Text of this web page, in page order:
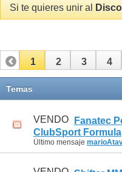
Si te quieres unir al
1 2 3 4
11
Temas
VENDO
Fanatec
ClubSport Formula
Último mensaje